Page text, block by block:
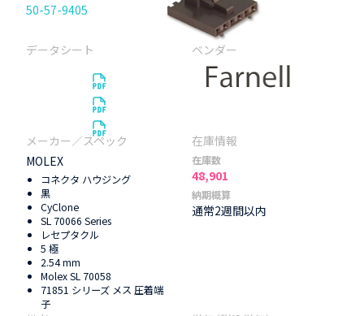
50-57-9405
MOLEX
コネクタ ハウジング
黒
CyClone
SL 70066 Series
レセプタクル
5 極
2.54 mm
Molex SL 70058
71851 シリーズ メス 圧着端
子
在庫数
48,901
納期概算
通常2週間以内